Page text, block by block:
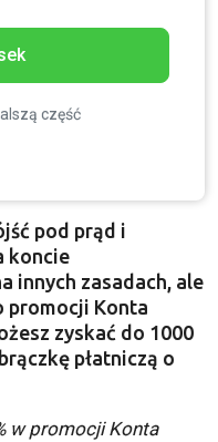
część
pod prąd i
koncie
innych zasadach, ale
promocji Konta
zyskać do 1000
płatniczą o
w promocji Konta